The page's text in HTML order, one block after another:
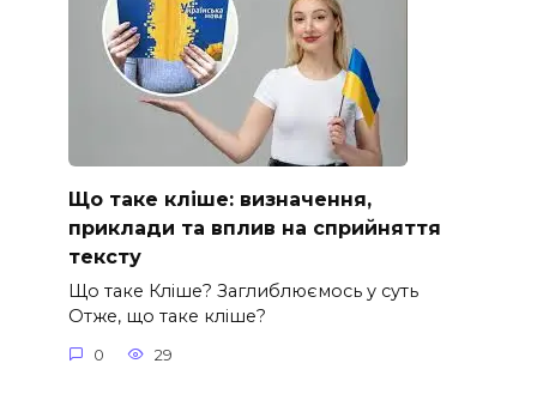
Що таке кліше: визначення,
приклади та вплив на сприйняття
тексту
Що таке Кліше? Заглиблюємось у суть
Отже, що таке кліше?
0 29